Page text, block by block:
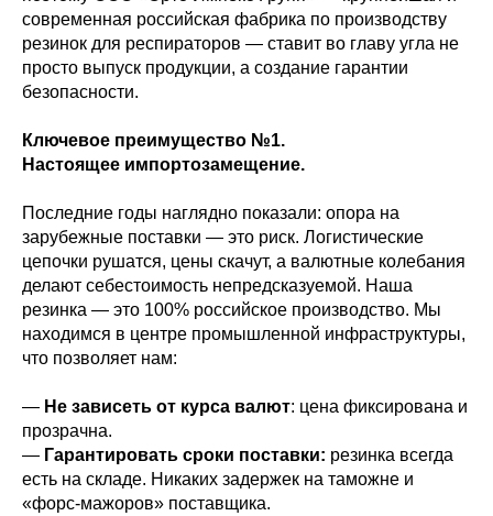
современная российская фабрика по производству
резинок для респираторов — ставит во главу угла не
просто выпуск продукции, а создание гарантии
безопасности.
Ключевое преимущество №1.
Настоящее импортозамещение.
Последние годы наглядно показали: опора на
зарубежные поставки — это риск. Логистические
цепочки рушатся, цены скачут, а валютные колебания
делают себестоимость непредсказуемой. Наша
резинка — это 100% российское производство. Мы
находимся в центре промышленной инфраструктуры,
что позволяет нам:
— Не зависеть от курса валют: цена фиксирована и
прозрачна.
— Гарантировать сроки поставки: резинка всегда
есть на складе. Никаких задержек на таможне и
«форс-мажоров» поставщика.